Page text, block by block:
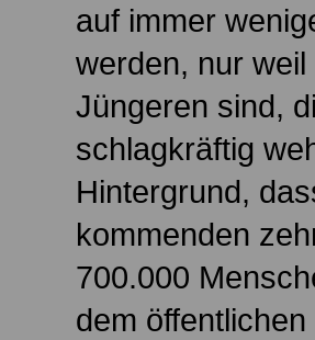
auf immer
werden, nur
Jüngeren sind,
schlagkräftig
Hintergrund,
kommenden
700.000
dem